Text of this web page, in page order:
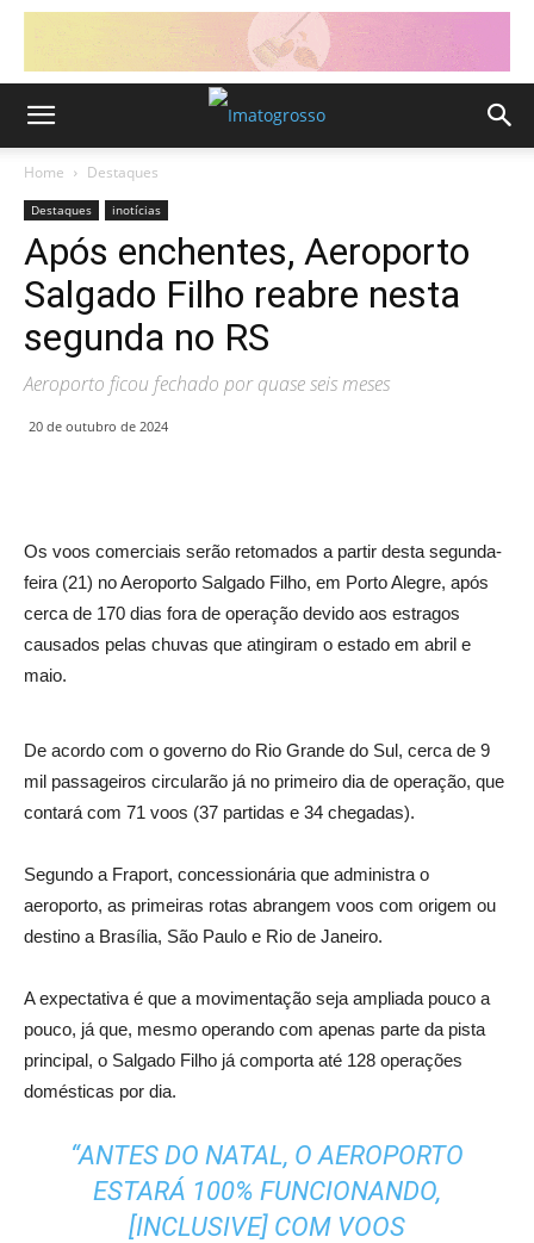
Home Destaques
Destaques inotícias
Após enchentes, Aeroporto
Salgado Filho reabre nesta
segunda no RS
Aeroporto ficou fechado por quase seis meses
20 de outubro de 2024
Os voos comerciais serão retomados a partir desta segunda-
feira (21) no Aeroporto Salgado Filho, em Porto Alegre, após
cerca de 170 dias fora de operação devido aos estragos
causados pelas chuvas que atingiram o estado em abril e
maio.
De acordo com o governo do Rio Grande do Sul, cerca de 9
mil passageiros circularão já no primeiro dia de operação, que
contará com 71 voos (37 partidas e 34 chegadas).
Segundo a Fraport, concessionária que administra o
aeroporto, as primeiras rotas abrangem voos com origem ou
destino a Brasília, São Paulo e Rio de Janeiro.
A expectativa é que a movimentação seja ampliada pouco a
pouco, já que, mesmo operando com apenas parte da pista
principal, o Salgado Filho já comporta até 128 operações
domésticas por dia.
“ANTES DO NATAL, O AEROPORTO
ESTARÁ 100% FUNCIONANDO,
[INCLUSIVE] COM VOOS